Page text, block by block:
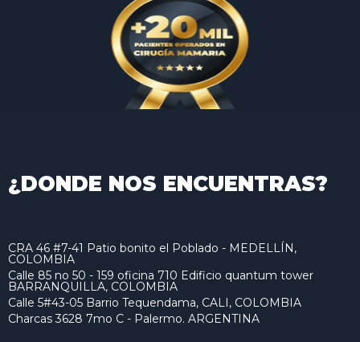
¿DONDE NOS ENCUENTRAS?
CRA 46 #7-41 Patio bonito el Poblado - MEDELLÍN,
COLOMBIA
Calle 85 no 50 - 159 oficina 710 Edificio quantum tower
BARRANQUILLA, COLOMBIA
Calle 5#43-05 Barrio Tequendama, CALI, COLOMBIA
Charcas 3628 7mo C - Palermo. ARGENTINA